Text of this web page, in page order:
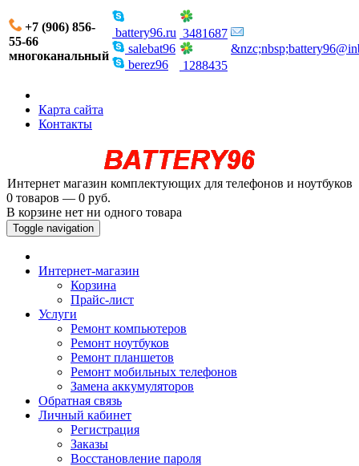
+7 (906) 856-
55-66
многоканальный
battery96.ru
salebat96
berez96
3481687
1288435
Карта сайта
Контакты
Интернет магазин комплектующих для телефонов и ноутбуков
0 товаров — 0 руб.
В корзине нет ни одного товара
Toggle navigation
Интернет-магазин
Корзина
Прайс-лист
Услуги
Ремонт компьютеров
Ремонт ноутбуков
Ремонт планшетов
Ремонт мобильных телефонов
Замена аккумуляторов
Обратная связь
Личный кабинет
Регистрация
Заказы
Восстановление пароля